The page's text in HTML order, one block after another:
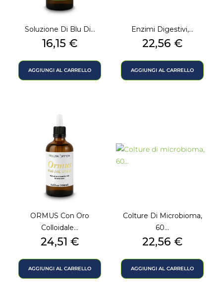
Soluzione Di Blu Di...
Prezzo
16,15 €
AGGIUNGI AL CARRELLO
Enzimi Digestivi,...
Prezzo
22,56 €
AGGIUNGI AL CARRELLO
ORMUS Con Oro
Colloidale...
Prezzo
24,51 €
AGGIUNGI AL CARRELLO
Colture Di Microbioma,
60...
Prezzo
22,56 €
AGGIUNGI AL CARRELLO